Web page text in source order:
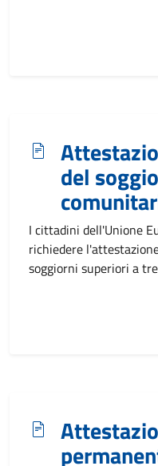
del
I cittadini dell'Unione
richiedere
soggiorni superiori a